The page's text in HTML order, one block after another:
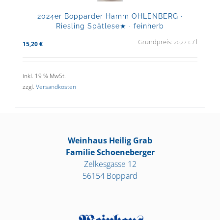
2024er Bopparder Hamm OHLENBERG ·
Riesling Spätlese★ · feinherb
15,20 € Grundpreis: 20,27 € / l
inkl. 19 % MwSt.
zzgl. Versandkosten
Weinhaus Heilig Grab
Familie Schoeneberger
Zelkesgasse 12
56154 Boppard